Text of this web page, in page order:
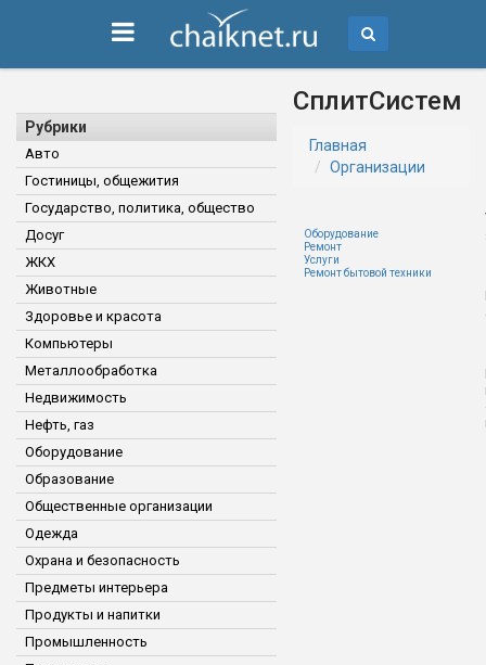
Рубрики
Авто
Гостиницы, общежития
Государство, политика, общество
Досуг
ЖКХ
Животные
Здоровье и красота
Компьютеры
Металлообработка
Недвижимость
Нефть, газ
Оборудование
Образование
Общественные организации
Одежда
Охрана и безопасность
Предметы интерьера
Продукты и напитки
Промышленность
СплитСистем
Главная
Организации
Оборудование
Ремонт
Услуги
Ремонт бытовой техники